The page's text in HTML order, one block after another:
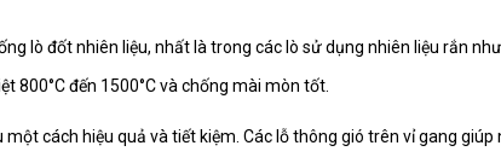
Gạch xốp cách nhiệt hình chữ
lò đốt nhiên liệu, nhất là trong các lò sử dụng nhiên liệu rắn
800°C đến 1500°C và chống mài mòn tốt.
cách hiệu quả và tiết kiệm. Các lỗ thông gió trên vỉ gang